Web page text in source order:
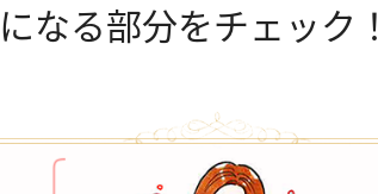
なる部分をチェック！